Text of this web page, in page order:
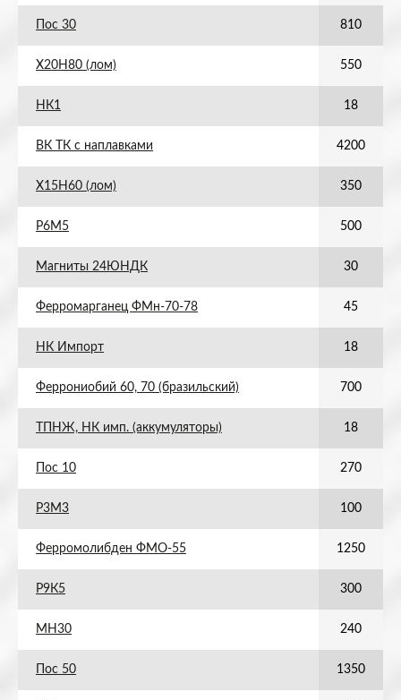
Пос 30 810
Х20Н80 (лом) 550
НК1 18
ВК ТК с наплавками 4200
Х15Н60 (лом) 350
Р6М5 500
Магниты 24ЮНДК 30
Ферромарганец ФМн-70-78 45
НК Импорт 18
Феррониобий 60, 70 (бразильский) 700
ТПНЖ, НК имп. (аккумуляторы) 18
Пос 10 270
Р3М3 100
Ферромолибден ФМО-55 1250
Р9К5 300
МН30 240
Пос 50 1350